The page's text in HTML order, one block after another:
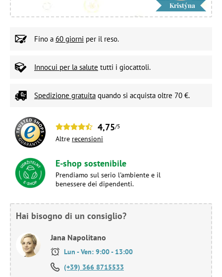
Kristýna
Fino a 60 giorni per il reso.
Innocui per la salute tutti i giocattoli.
Spedizione gratuita quando si acquista oltre 70 €.
4,75/5
Altre recensioni
E-shop sostenibile
Prendiamo sul serio l'ambiente e il
benessere dei dipendenti.
Hai bisogno di un consiglio?
Jana Napolitano
Lun - Ven: 9:00 - 13:00
(+39) 366 8715533